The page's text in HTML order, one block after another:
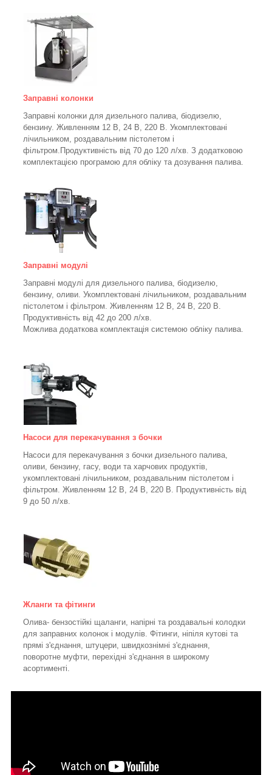
Заправні колонки
Заправні колонки для дизельного палива, біодизелю,
бензину. Живленням 12 В, 24 В, 220 В. Укомплектовані
лічильником, роздавальним пістолетом і
фільтром. Продуктивність від 70 до 120 л/хв. З додатковою
комплектацією програмою для обліку та дозування палива.
Заправні модулі
Заправні модулі для дизельного палива, біодизелю,
бензину, оливи. Укомплектовані лічильником, роздавальним
пістолетом і фільтром. Живленням 12 В, 24 В, 220 В.
Продуктивність від 42 до 200 л/хв.
Можлива додаткова комплектація системою обліку палива.
Насоси для перекачування з бочки
Насоси для перекачування з бочки дизельного палива,
оливи, бензину, гасу, води та харчових продуктів,
укомплектовані лічильником, роздавальним пістолетом і
фільтром. Живленням 12 В, 24 В, 220 В. Продуктивність від
9 до 50 л/хв.
Жланги та фітинги
Олива- бензостійкі щаланги, напірні та роздавальні колодки
для заправних колонок і модулів. Фітинги, ніпіля кутові та
прямі з'єднання, штуцери, швидкознімні з'єднання,
поворотне муфти, перехідні з'єднання в широкому
асортименті.